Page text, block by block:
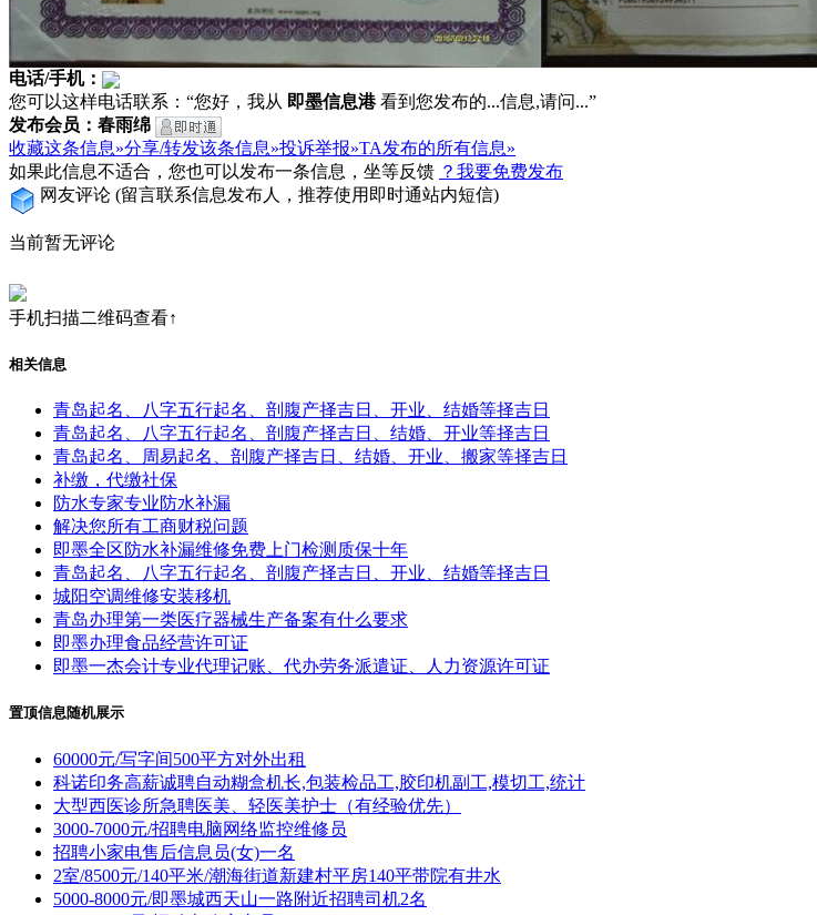
电话/手机：
您可以这样电话联系：“您好，我从 即墨信息港看到您发布的...信息,请问...”
发布会员：春雨绵
收藏这条信息»分享/转发该条信息»投诉举报»TA发布的所有信息»
如果此信息不适合，您也可以发布一条信息，坐等反馈 ？我要免费发布
网友评论 (留言联系信息发布人，推荐使用即时通站内短信)
当前暂无评论
手机扫描二维码查看↑
相关信息
青岛起名、八字五行起名、剖腹产择吉日、开业、结婚等择吉日
青岛起名、八字五行起名、剖腹产择吉日、结婚、开业等择吉日
青岛起名、周易起名、剖腹产择吉日、结婚、开业、搬家等择吉日
补缴，代缴社保
防水专家专业防水补漏
解决您所有工商财税问题
即墨全区防水补漏维修免费上门检测质保十年
青岛起名、八字五行起名、剖腹产择吉日、开业、结婚等择吉日
城阳空调维修安装移机
青岛办理第一类医疗器械生产备案有什么要求
即墨办理食品经营许可证
即墨一杰会计专业代理记账、代办劳务派遣证、人力资源许可证
置顶信息随机展示
60000元/写字间500平方对外出租
科诺印务高薪诚聘自动糊盒机长,包装检品工,胶印机副工,模切工,统计
大型西医诊所急聘医美、轻医美护士（有经验优先）
3000-7000元/招聘电脑网络监控维修员
招聘小家电售后信息员(女)一名
2室/8500元/140平米/潮海街道新建村平房140平带院有井水
5000-8000元/即墨城西天山一路附近招聘司机2名